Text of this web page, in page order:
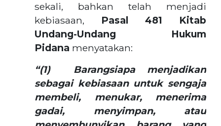
sekali, bahkan telah menjadi
kebiasaan, Pasal 481 Kitab
Undang-Undang Hukum
Pidana menyatakan:
“(1) Barangsiapa menjadikan
sebagai kebiasaan untuk sengaja
membeli, menukar, menerima
gadai, menyimpan, atau